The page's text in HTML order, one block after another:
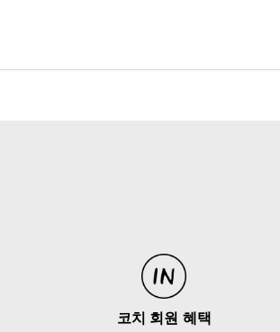
코치 회원 혜택